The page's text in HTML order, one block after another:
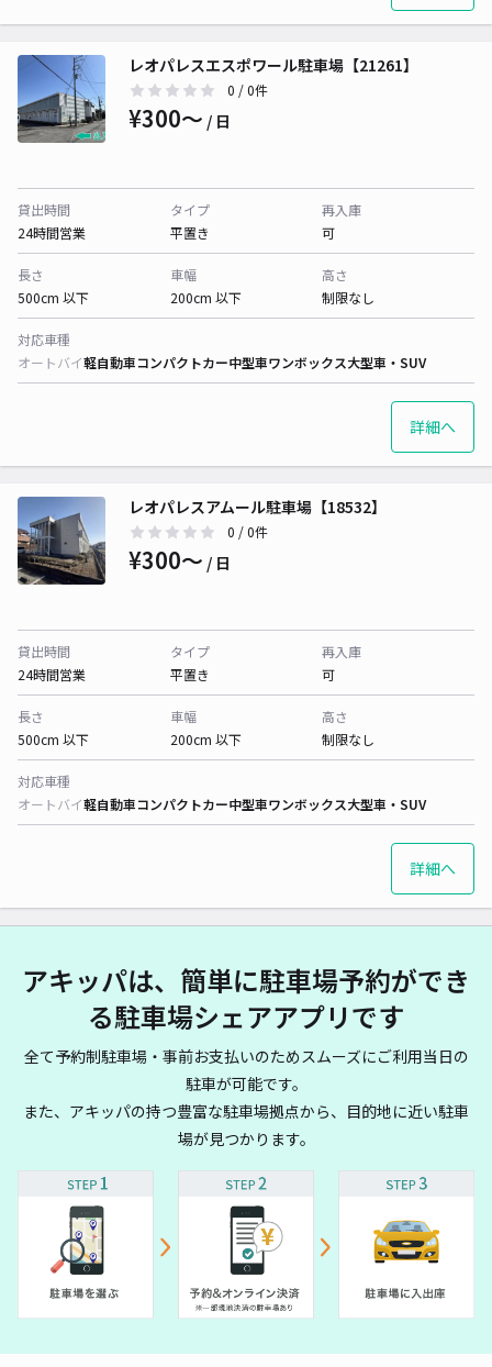
レオパレスエスポワール駐車場【21261】
0 / 0件
¥300〜 / 日
貸出時間
24時間営業
タイプ
平置き
再入庫
可
長さ
500cm 以下
車幅
200cm 以下
高さ
制限なし
対応車種
オートバイ軽自動車コンパクトカー中型車ワンボックス大型車・SUV
詳細へ
レオパレスアムール駐車場【18532】
0 / 0件
¥300〜 / 日
貸出時間
24時間営業
タイプ
平置き
再入庫
可
長さ
500cm 以下
車幅
200cm 以下
高さ
制限なし
対応車種
オートバイ軽自動車コンパクトカー中型車ワンボックス大型車・SUV
詳細へ
アキッパは、簡単に駐車場予約ができ
る駐車場シェアアプリです
全て予約制駐車場・事前お支払いのためスムーズにご利用当日の
駐車が可能です。
また、アキッパの持つ豊富な駐車場拠点から、目的地に近い駐車
場が見つかります。